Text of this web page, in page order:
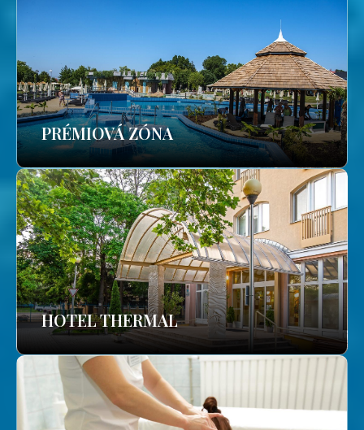
PRÉMIOVÁ ZÓNA
HOTEL THERMAL